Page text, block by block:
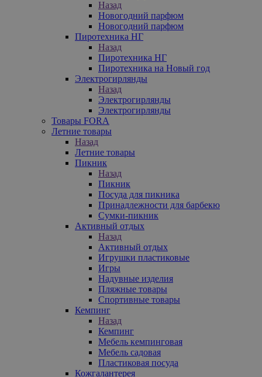
Назад
Новогодний парфюм
Новогодний парфюм
Пиротехника НГ
Назад
Пиротехника НГ
Пиротехника на Новый год
Электрогирлянды
Назад
Электрогирлянды
Электрогирлянды
Товары FORA
Летние товары
Назад
Летние товары
Пикник
Назад
Пикник
Посуда для пикника
Принадлежности для барбекю
Сумки-пикник
Активный отдых
Назад
Активный отдых
Игрушки пластиковые
Игры
Надувные изделия
Пляжные товары
Спортивные товары
Кемпинг
Назад
Кемпинг
Мебель кемпинговая
Мебель садовая
Пластиковая посуда
Кожгалантерея